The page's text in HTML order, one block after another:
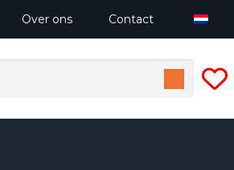
Over ons Contact